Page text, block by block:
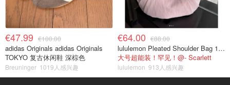
€47.99 €100.00
adidas Originals adidas Originals
TOKYO 复古休闲鞋 深棕色
Breuninger 1019人感兴趣
€64.00 €88.00
lululemon Pleated Shoulder Bag 10L 单肩包
大号超能装！罕见！@- Scarlett
lululemon 913人感兴趣